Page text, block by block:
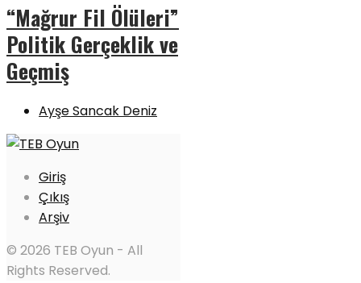
“Mağrur Fil Ölüleri”
Politik Gerçeklik ve
Geçmiş
Ayşe Sancak Deniz
Giriş
Çıkış
Arşiv
© 2026 TEB Oyun - All
Rights Reserved.